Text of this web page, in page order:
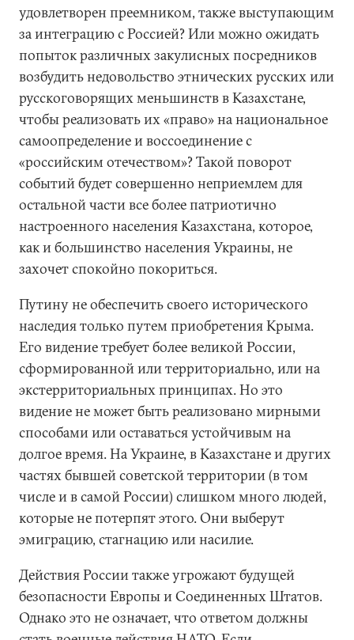
удовлетворен преемником, также выступающим
за интеграцию с Россией? Или можно ожидать
попыток различных закулисных посредников
возбудить недовольство этнических русских или
русскоговорящих меньшинств в Казахстане,
чтобы реализовать их «право» на национальное
самоопределение и воссоединение с
«российским отечеством»? Такой поворот
событий будет совершенно неприемлем для
остальной части все более патриотично
настроенного населения Казахстана, которое,
как и большинство населения Украины, не
захочет спокойно покориться.
Путину не обеспечить своего исторического
наследия только путем приобретения Крыма.
Его видение требует более великой России,
сформированной или территориально, или на
экстерриториальных принципах. Но это
видение не может быть реализовано мирными
способами или оставаться устойчивым на
долгое время. На Украине, в Казахстане и других
частях бывшей советской территории (в том
числе и в самой России) слишком много людей,
которые не потерпят этого. Они выберут
эмиграцию, стагнацию или насилие.
Действия России также угрожают будущей
безопасности Европы и Соединенных Штатов.
Однако это не означает, что ответом должны